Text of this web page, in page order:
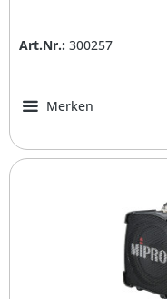
Art.Nr.: 300257
Merken